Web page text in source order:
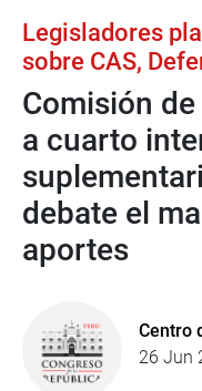
Legisladores
sobre CAS,
Comisión
a cuarto
debate el
aportes
Centro
26 Jun